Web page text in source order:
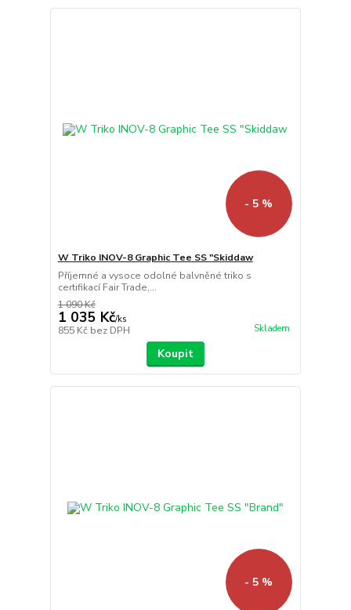
- 5 %
W Triko INOV-8 Graphic Tee SS "Skiddaw
Příjemné a vysoce odolné balvněné triko s
certifikací Fair Trade,...
1 090 Kč
1 035 Kč/ks
855 Kč bez DPH Skladem
Koupit
- 5 %